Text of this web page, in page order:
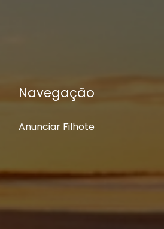
Navegação
Anunciar Filhote